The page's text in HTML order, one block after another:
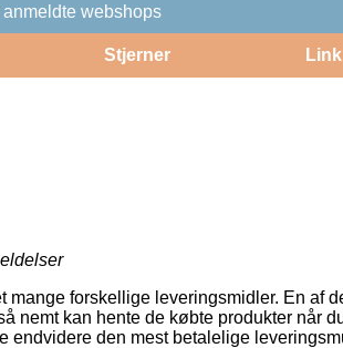
anmeldte webshops
Stjerner Link
mange forskellige leveringsmidler. En af
nemt kan hente de købte produkter når
endvidere den mest betalelige